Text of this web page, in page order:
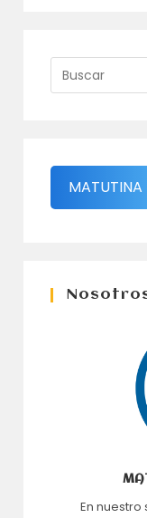
MATUTINA
En